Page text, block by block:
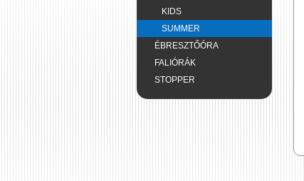
KIDS
SUMMER
ÉBRESZTŐÓRA
FALIÓRÁK
STOPPER